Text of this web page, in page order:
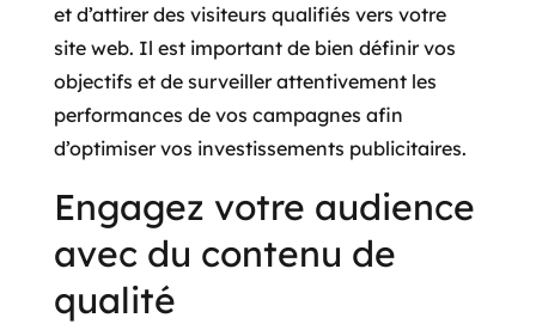
et d’attirer des visiteurs qualifiés vers votre
site web. Il est important de bien définir vos
objectifs et de surveiller attentivement les
performances de vos campagnes afin
d’optimiser vos investissements publicitaires.
Engagez votre audience
avec du contenu de
qualité